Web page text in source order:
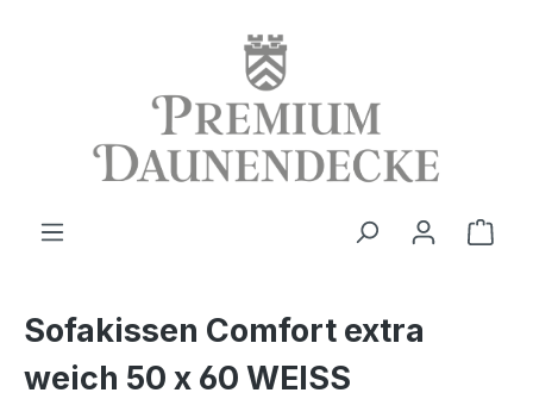
Sofakissen Comfort extra
weich 50 x 60 WEISS